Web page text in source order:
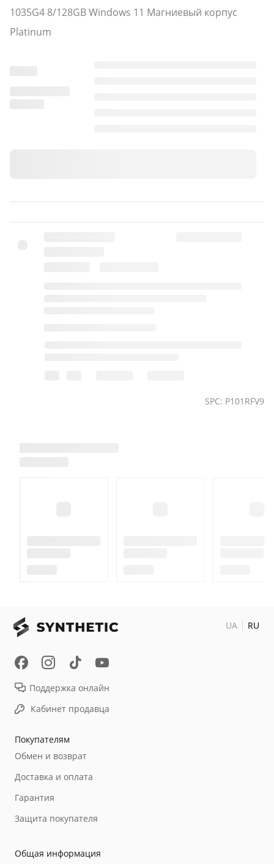
1035G4 8/128GB Windows 11 Магниевый корпус
Platinum
SPC: P101RFV9
Покупателям
Обмен и возврат
Доставка и оплата
Гарантия
Защита покупателя
Общая информация
Поддержка онлайн
Кабинет продавца
UA RU